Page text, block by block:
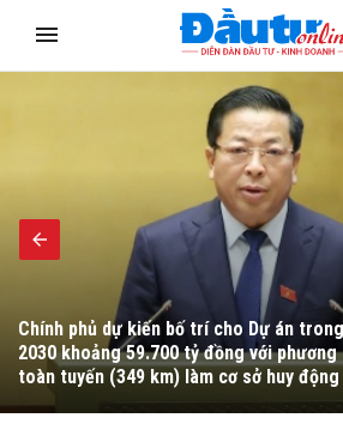
Chính phủ dự kiến bố trí cho Dự án
2030 khoảng 59.700 tỷ đồng với
toàn tuyến (349 km) làm cơ sở huy